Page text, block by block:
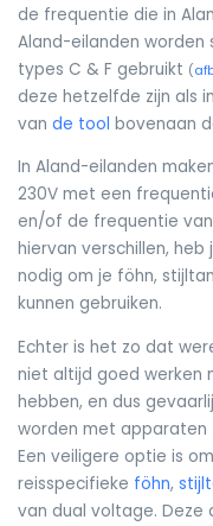
de frequentie die in
Aland-eilanden
types C & F gebruikt (
deze hetzelfde zijn als
van de tool bovenaan
In Aland-eilanden
230V met een
en/of de frequentie
hiervan verschillen,
nodig om je föhn,
kunnen gebruiken.
Echter is het zo dat
niet altijd goed werken
hebben, en dus
worden met apparaten
Een veiligere optie is
reisspecifieke föhn,
van dual voltage.